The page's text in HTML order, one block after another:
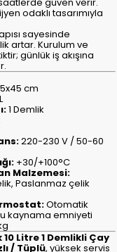
odaklı tasarımıyla
sayesinde
artar. Kurulum ve
günlük iş akışına
cm
1 Demlik
220-230 V / 50-60
+30/+100°C
Malzemesi:
Paslanmaz çelik
Otomatik
kaynama emniyeti
10 Litre 1 Demlikli Çay
/ Tüplü, yüksek servis